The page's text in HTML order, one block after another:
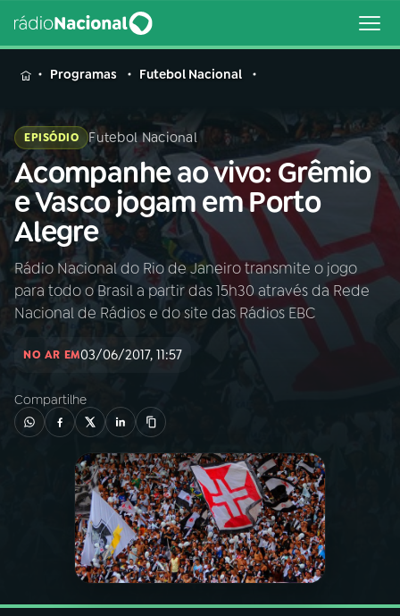
MENU
Buscar
na
Rádio
Nacional
Buscar
AO VIVO
01
PROGRAMAS
PODCASTS
Programas Futebol Nacional
EPISÓDIO Futebol Nacional
Acompanhe ao vivo: Grêmio
e Vasco jogam em Porto
Alegre
Rádio Nacional do Rio de Janeiro transmite o jogo
para todo o Brasil a partir das 15h30 através da Rede
Nacional de Rádios e do site das Rádios EBC
NO AR EM03/06/2017, 11:57
Compartilhe